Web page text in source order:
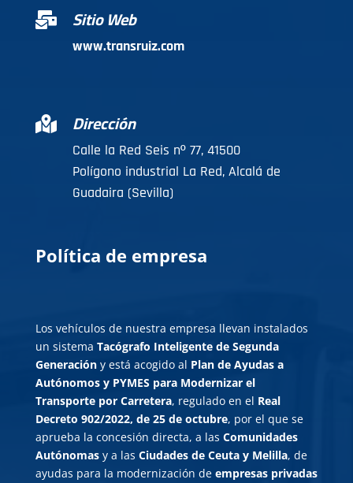
 Sitio Web
www.transruiz.com
 Dirección
Calle la Red Seis nº 77, 41500
Polígono industrial La Red, Alcalá de
Guadaira (Sevilla)
Política de empresa
Los vehículos de nuestra empresa llevan instalados
un sistema Tacógrafo Inteligente de Segunda
Generacióny está acogido al Plan de Ayudas a
Autónomos y PYMES para Modernizar el
Transporte por Carretera, regulado en el Real
Decreto 902/2022, de 25 de octubre, por el que se
aprueba la concesión directa, a las Comunidades
Autónomasy a las Ciudades de Ceuta y Melilla, de
ayudas para la modernización de empresas privadas